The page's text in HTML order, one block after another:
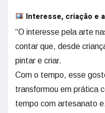
Interesse, criação e
“O interesse pela arte
contar que, desde
pintar e criar.
Com o tempo, esse
transformou em prática
tempo com artesanato